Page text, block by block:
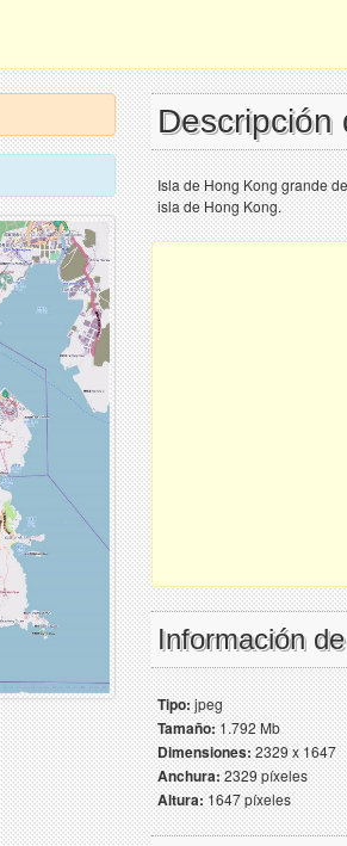
Descripción
Isla de Hong Kong grande
isla de Hong Kong.
Información
Tipo:jpeg
Tamaño:1.792 Mb
Dimensiones:2329 x 1647
Anchura:2329 píxeles
Altura:1647 píxeles